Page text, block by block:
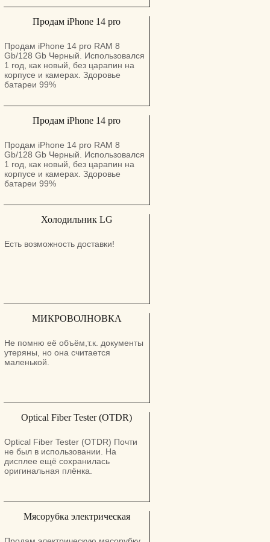
Продам iPhone 14 pro
Продам iPhone 14 pro RAM 8
Gb/128 Gb Черный. Использовался
1 год, как новый, без царапин на
корпусе и камерах. Здоровье
батареи 99%
Продам iPhone 14 pro
Продам iPhone 14 pro RAM 8
Gb/128 Gb Черный. Использовался
1 год, как новый, без царапин на
корпусе и камерах. Здоровье
батареи 99%
Холодильник LG
Есть возможность доставки!
МИКРОВОЛНОВКА
Не помню её объём,т.к. документы
утеряны, но она считается
маленькой.
Optical Fiber Tester (OTDR)
Optical Fiber Tester (OTDR) Почти
не был в использовании. На
дисплее ещё сохранилась
оригинальная плёнка.
Мясорубка электрическая